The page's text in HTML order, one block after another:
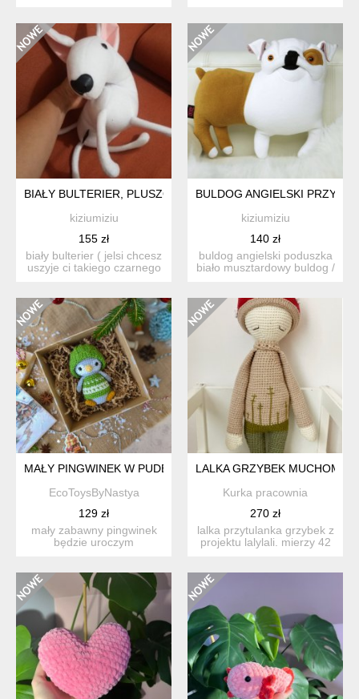
BIAŁY BULTERIER, PLUSZOWY PIES PRZYTULANKA
kiziumiziu
155 zł
biały bulterier ( jelsi chcesz
uszyje ci takiego czarnego
BULDOG ANGIELSKI
kiziumiziu
140 zł
buldog angielski poduszka
biało musztardowy buldog /
MAŁY PINGWINEK W PUDEŁKU, PREZENT NA MIKOŁAJA
EcoToysByNastya
129 zł
mały zabawny pingwinek
będzie uroczym
LALKA GRZYBEK
Kurka pracownia
270 zł
lalka przytulanka grzybek z
projektu lalylali. mierzy 42